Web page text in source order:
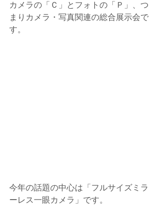
カメラの「Ｃ」とフォトの「Ｐ」、つ
まりカメラ・写真関連の総合展示会で
す。
今年の話題の中心は「フルサイズミラ
ーレス一眼カメラ」です。